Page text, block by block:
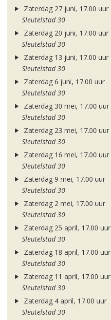
Zaterdag 27 juni, 17.00 uur
Sleutelstad 30
Zaterdag 20 juni, 17.00 uur
Sleutelstad 30
Zaterdag 13 juni, 17.00 uur
Sleutelstad 30
Zaterdag 6 juni, 17.00 uur
Sleutelstad 30
Zaterdag 30 mei, 17.00 uur
Sleutelstad 30
Zaterdag 23 mei, 17.00 uur
Sleutelstad 30
Zaterdag 16 mei, 17.00 uur
Sleutelstad 30
Zaterdag 9 mei, 17.00 uur
Sleutelstad 30
Zaterdag 2 mei, 17.00 uur
Sleutelstad 30
Zaterdag 25 april, 17.00 uur
Sleutelstad 30
Zaterdag 18 april, 17.00 uur
Sleutelstad 30
Zaterdag 11 april, 17.00 uur
Sleutelstad 30
Zaterdag 4 april, 17.00 uur
Sleutelstad 30